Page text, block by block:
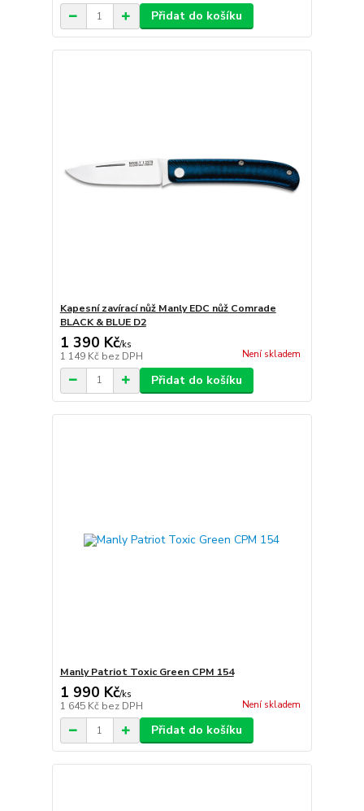
Přidat do košíku
Kapesní zavírací nůž Manly EDC nůž Comrade
BLACK & BLUE D2
1 390 Kč/ks
1 149 Kč bez DPH Není skladem
Přidat do košíku
Manly Patriot Toxic Green CPM 154
1 990 Kč/ks
1 645 Kč bez DPH Není skladem
Přidat do košíku